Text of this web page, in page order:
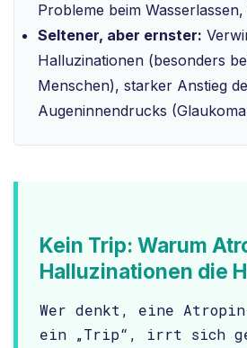
Probleme beim
Seltener, aber ernster:
Halluzinationen (besonders
Menschen), starker Anstieg
Augeninnendrucks
Kein Trip: Warum
Halluzinationen die
Wer denkt, eine
ein „Trip“, irrt sich